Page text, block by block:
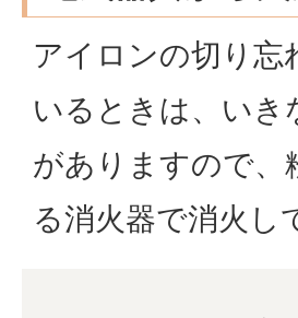
アイロンの切り忘
いるときは、いき
がありますので、
る消火器で消火し